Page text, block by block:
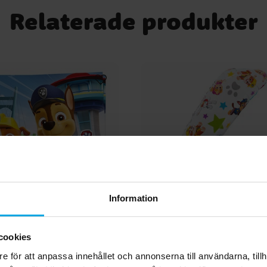
Information
för att anpassa innehållet och annonserna till användarna,
Relaterade produkter
Rescue Heroes -
20-pack